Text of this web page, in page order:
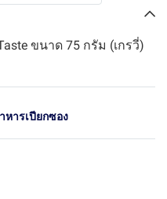
ขนาด 75 กรัม (เกรวี่)
หารเปียกซอง